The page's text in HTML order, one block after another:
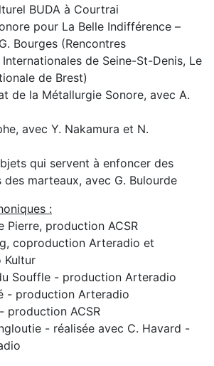
BUDA à Courtrai
pour La Belle Indifférence –
Bourges (Rencontres
de Seine-St-Denis, Le
de Brest)
de la Métallurgie Sonore, avec A.
avec Y. Nakamura et N.
qui servent à enfoncer des
marteaux, avec G. Bulourde
:
Pierre, production ACSR
coproduction Arteradio et
Kultur
Souffle - production Arteradio
- production Arteradio
production ACSR
- réalisée avec C. Havard -